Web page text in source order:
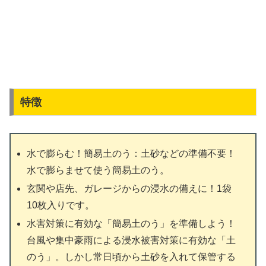
特徴
水で膨らむ！簡易土のう：土砂などの準備不要！
水で膨らませて使う簡易土のう。
玄関や店先、ガレージからの浸水の備えに！1袋
10枚入りです。
水害対策に有効な「簡易土のう」を準備しよう！
台風や集中豪雨による浸水被害対策に有効な「土
のう」。しかし常日頃から土砂を入れて保管する